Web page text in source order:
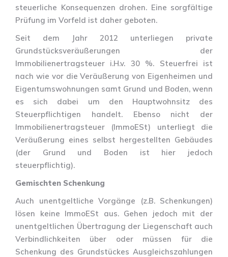
steuerliche Konsequenzen drohen. Eine sorgfältige
Prüfung im Vorfeld ist daher geboten.
Seit dem Jahr 2012 unterliegen private
Grundstücksveräußerungen der
Immobilienertragsteuer i.H.v. 30 %. Steuerfrei ist
nach wie vor die Veräußerung von Eigenheimen und
Eigentumswohnungen samt Grund und Boden, wenn
es sich dabei um den Hauptwohnsitz des
Steuerpflichtigen handelt. Ebenso nicht der
Immobilienertragsteuer (ImmoESt) unterliegt die
Veräußerung eines selbst hergestellten Gebäudes
(der Grund und Boden ist hier jedoch
steuerpflichtig).
Gemischten Schenkung
Auch unentgeltliche Vorgänge (z.B. Schenkungen)
lösen keine ImmoESt aus. Gehen jedoch mit der
unentgeltlichen Übertragung der Liegenschaft auch
Verbindlichkeiten über oder müssen für die
Schenkung des Grundstückes Ausgleichszahlungen